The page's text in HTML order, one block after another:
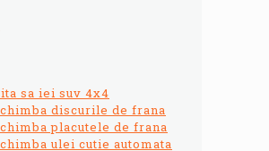
sa iei suv 4x4
discurile de frana
placutele de frana
ulei cutie automata